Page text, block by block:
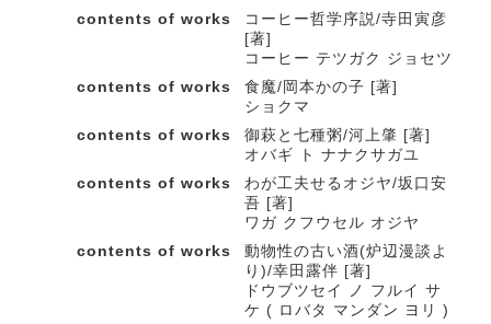
contents of works
コーヒー哲学序説/寺田寅彦
[著]
コーヒー テツガク ジョセツ
contents of works
食魔/岡本かの子 [著]
ショクマ
contents of works
御萩と七種粥/河上肇 [著]
オバギ ト ナナクサガユ
contents of works
わが工夫せるオジヤ/坂口安
吾 [著]
ワガ クフウセル オジヤ
contents of works
動物性の古い酒(炉辺漫談よ
り)/幸田露伴 [著]
ドウブツセイ ノ フルイ サ
ケ ( ロバタ マンダン ヨリ )